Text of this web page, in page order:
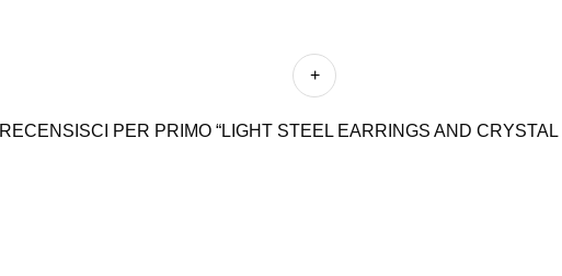
RECENSISCI PER PRIMO “LIGHT STEEL EARRINGS AND CRYSTAL